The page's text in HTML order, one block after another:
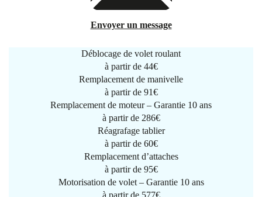
Envoyer un message
Déblocage de volet roulant
à partir de 44€
Remplacement de manivelle
à partir de 91€
Remplacement de moteur – Garantie 10 ans
à partir de 286€
Réagrafage tablier
à partir de 60€
Remplacement d’attaches
à partir de 95€
Motorisation de volet – Garantie 10 ans
à partir de 577€